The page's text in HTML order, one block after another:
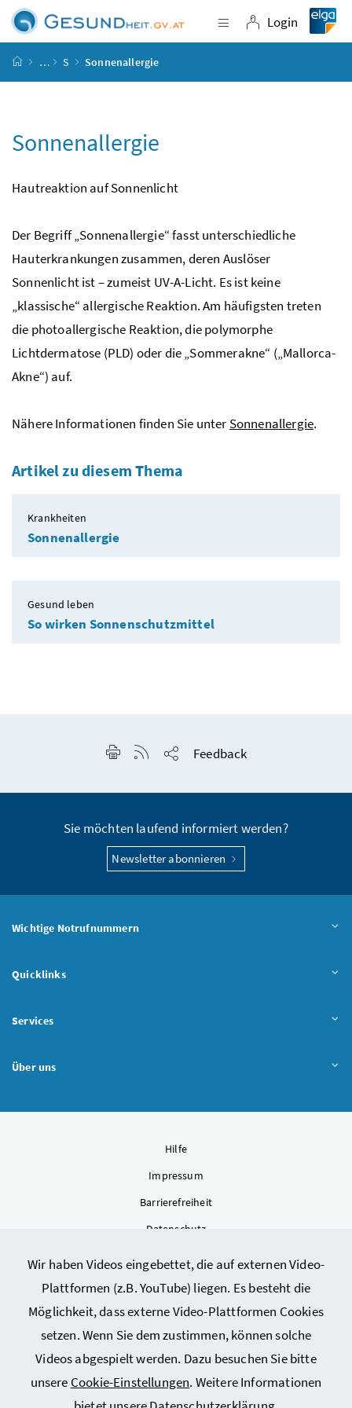
Zum Inhalt
Zum Hauptmenü
Zum Untermenü
Zur Suche
Wir haben Videos eingebettet, die auf externen Video-
Plattformen (z.B. YouTube) liegen. Es besteht die
Möglichkeit, dass externe Video-Plattformen Cookies
setzen. Wenn Sie dem zustimmen, können solche
Videos abgespielt werden. Dazu besuchen Sie bitte
unsere Cookie-Einstellungen. Weitere Informationen
Navigation
Login
Login
Startseite
… S Sonnenallergie
Sonnenallergie
Hautreaktion auf Sonnenlicht
Der Begriff „Sonnenallergie“ fasst unterschiedliche
Hauterkrankungen zusammen, deren Auslöser
Sonnenlicht ist – zumeist UV-A-Licht. Es ist keine
„klassische“ allergische Reaktion. Am häufigsten treten
die photoallergische Reaktion, die polymorphe
Lichtdermatose (PLD) oder die „Sommerakne“ („Mallorca-
Akne“) auf.
Nähere Informationen finden Sie unter Sonnenallergie.
Artikel zu diesem Thema
Krankheiten
Sonnenallergie
Gesund leben
So wirken Sonnenschutzmittel
Seite drucken
RSS-Feed anzeigen
Feedback
Sie möchten laufend informiert werden?
Newsletter abonnieren
Wichtige Notrufnummern
Quicklinks
Services
Über uns
Hilfe
Impressum
Barrierefreiheit
Datenschutz
Sitemap
Cookie-Einstellungen